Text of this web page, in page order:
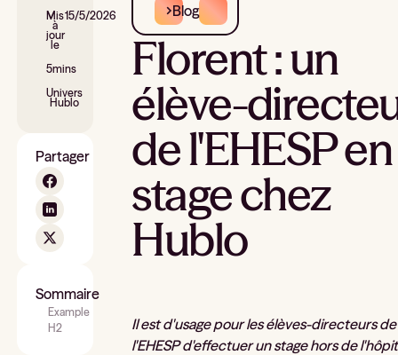
Mis
à
jour
le
15/5/2026
5mins
Univers
Hublo
Partager
Sommaire
Example
H2
Blog
Florent : un
élève-
de l'EHESP en
stage chez
Hublo
Il est d'usage pour les élèves-directeurs de
l'EHESP d'effectuer un stage hors de